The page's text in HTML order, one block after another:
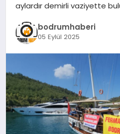
YAŞAM
MUĞLA
aylardır demirli vaziyette
bodrumhaberi
05 Eylül 2025